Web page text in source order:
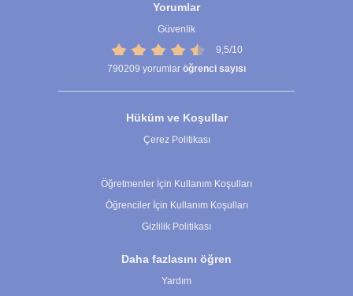
Yorumlar
Güvenlik
9,5/10
790209 yorumlar öğrenci sayısı
Hüküm ve Koşullar
Çerez Politikası
Öğretmenler İçin Kullanım Koşulları
Öğrenciler İçin Kullanım Koşulları
Gizlilik Politikası
Daha fazlasını öğren
Yardım